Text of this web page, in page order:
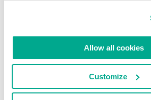
Allow all cookies
Customize
贝加尔。科雷马和雅库特冬季的
穆尔到赤塔这一段风景如画，快到
周也很美，圣海就在远处。但之
无聊，身后和迎面都是车。另外，
过了乌拉尔后，从观赏的角度看